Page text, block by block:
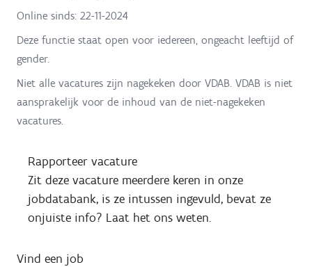
Online sinds: 22-11-2024
Deze functie staat open voor iedereen, ongeacht leeftijd of
gender.
Niet alle vacatures zijn nagekeken door VDAB. VDAB is niet
aansprakelijk voor de inhoud van de niet-nagekeken
vacatures.
Rapporteer vacature
Zit deze vacature meerdere keren in onze
jobdatabank, is ze intussen ingevuld, bevat ze
onjuiste info? Laat het ons weten.
Vind een job